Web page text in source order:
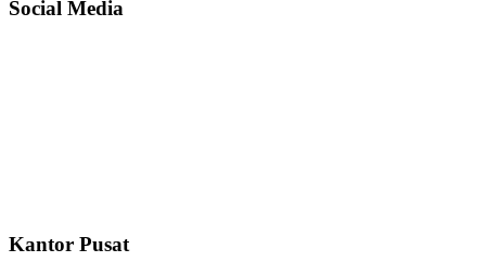
Social Media
Kantor Pusat